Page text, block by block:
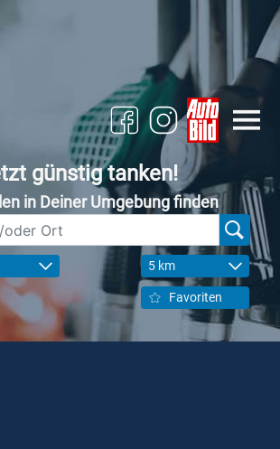
günstig tanken!
in Deiner Umgebung finden
5 km
Favoriten